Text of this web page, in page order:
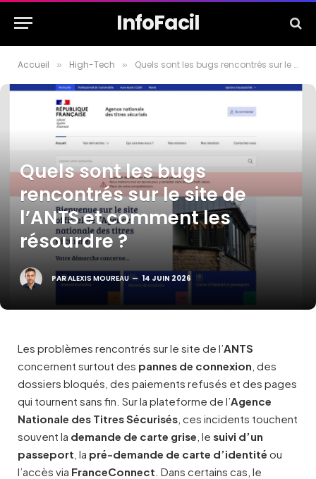
InfoFacil
Accueil » High-Tech » Quels sont les bugs rencontrés sur le site de l’ANTS et comment les résourdre ?
Quels sont les bugs
rencontrés sur le site de
l’ANTS et comment les
résourdre ?
PARALEXIS MOUREAU 14 JUIN 2026
Les problèmes rencontrés sur le site de l’ANTS
concernent surtout des pannes de connexion , des
dossiers bloqués, des paiements refusés et des pages
qui tournent sans fin. Sur la plateforme de l’Agence
Nationale des Titres Sécurisés , ces incidents touchent
souvent la demande de carte grise , le suivi d’un
passeport , la pré-demande de carte d’identité ou
l’accès via FranceConnect . Dans certains cas, le